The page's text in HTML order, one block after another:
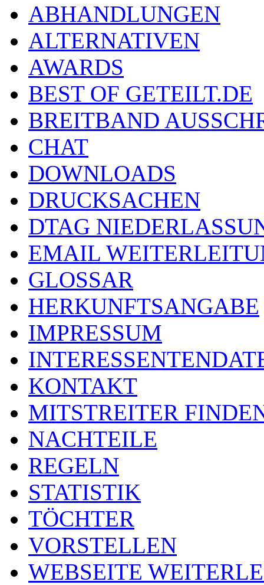
ABHANDLUNGEN
ALTERNATIVEN
AWARDS
BEST OF GETEILT.DE
BREITBAND
CHAT
DOWNLOADS
DRUCKSACHEN
DTAG
EMAIL
GLOSSAR
HERKUNFTSANGABE
IMPRESSUM
KONTAKT
MITSTREITER
NACHTEILE
REGELN
STATISTIK
TÖCHTER
VORSTELLEN
WEBSEITE